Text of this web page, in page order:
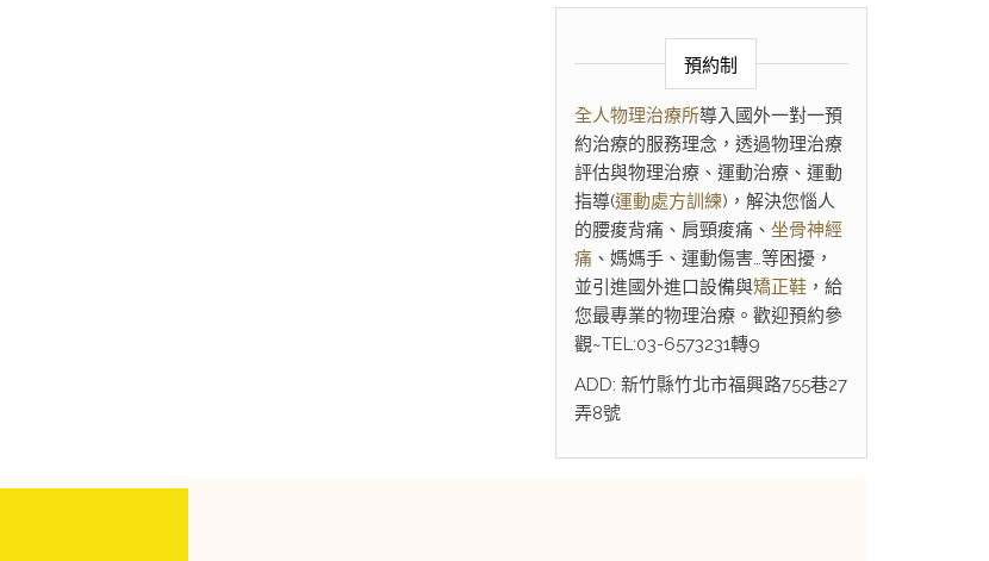
預約制
全人物理治療所導入國外一對一預
約治療的服務理念，透過物理治療
評估與物理治療、運動治療、運動
指導(運動處方訓練)，解決您惱人
的腰痠背痛、肩頸痠痛、 坐骨神經
痛、媽媽手、運動傷害…等困擾，
並引進國外進口設備與矯正鞋，給
您最專業的物理治療。歡迎預約參
觀~TEL:03-6573231轉9
ADD: 新竹縣竹北市福興路755巷27
弄8號